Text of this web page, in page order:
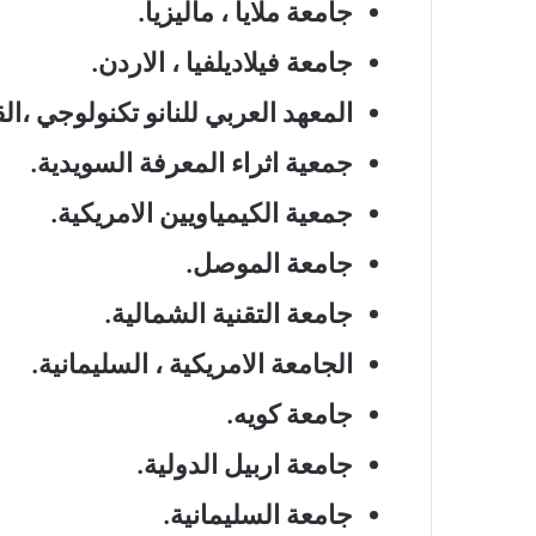
جامعة ملايا ، ماليزيا.
جامعة فيلاديلفيا ، الاردن.
المعهد العربي للنانو تكنولوجي
جمعية اثراء المعرفة السويدية.
جمعية الكيمياويين الامريكية.
جامعة الموصل.
جامعة التقنية الشمالية.
الجامعة الامريكية ، السليمانية.
جامعة كويه.
جامعة اربيل الدولية.
جامعة السليمانية.